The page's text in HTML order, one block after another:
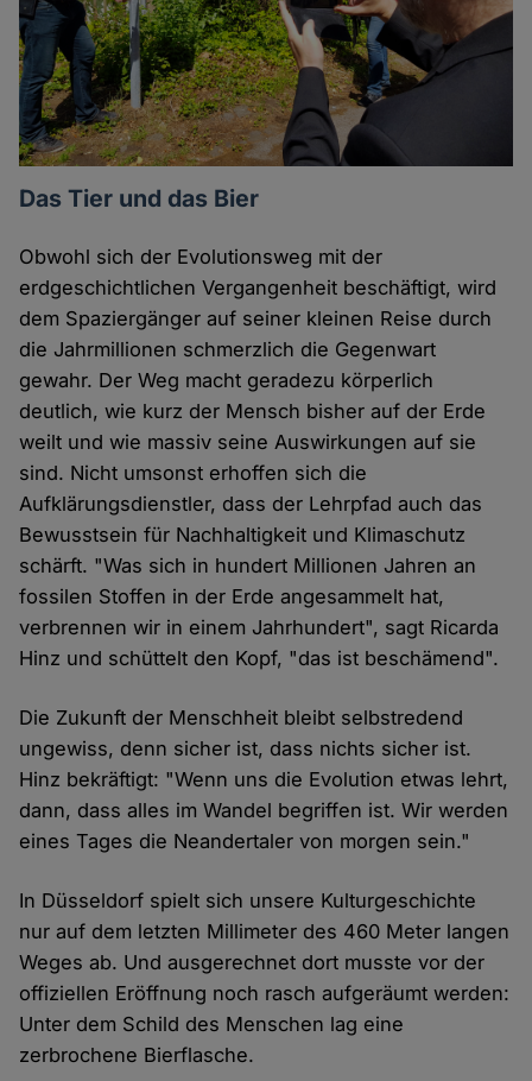
Das Tier und das Bier
Obwohl sich der Evolutionsweg mit der
erdgeschichtlichen Vergangenheit beschäftigt, wird
dem Spaziergänger auf seiner kleinen Reise durch
die Jahrmillionen schmerzlich die Gegenwart
gewahr. Der Weg macht geradezu körperlich
deutlich, wie kurz der Mensch bisher auf der Erde
weilt und wie massiv seine Auswirkungen auf sie
sind. Nicht umsonst erhoffen sich die
Aufklärungsdienstler, dass der Lehrpfad auch das
Bewusstsein für Nachhaltigkeit und Klimaschutz
schärft. "Was sich in hundert Millionen Jahren an
fossilen Stoffen in der Erde angesammelt hat,
verbrennen wir in einem Jahrhundert", sagt Ricarda
Hinz und schüttelt den Kopf, "das ist beschämend".
Die Zukunft der Menschheit bleibt selbstredend
ungewiss, denn sicher ist, dass nichts sicher ist.
Hinz bekräftigt: "Wenn uns die Evolution etwas lehrt,
dann, dass alles im Wandel begriffen ist. Wir werden
eines Tages die Neandertaler von morgen sein."
In Düsseldorf spielt sich unsere Kulturgeschichte
nur auf dem letzten Millimeter des 460 Meter langen
Weges ab. Und ausgerechnet dort musste vor der
offiziellen Eröffnung noch rasch aufgeräumt werden:
Unter dem Schild des Menschen lag eine
zerbrochene Bierflasche.